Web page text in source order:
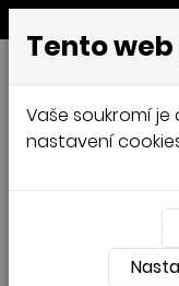
XXL,
Tento
Vaše soukromí je
nastavení